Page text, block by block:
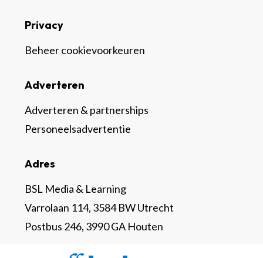
Adres
BSL Media & Learning
Varrolaan 114, 3584 BW Utrecht
Postbus 246, 3990 GA Houten
Adverteren
Adverteren & partnerships
Personeelsadvertentie
Privacy
Beheer cookievoorkeuren